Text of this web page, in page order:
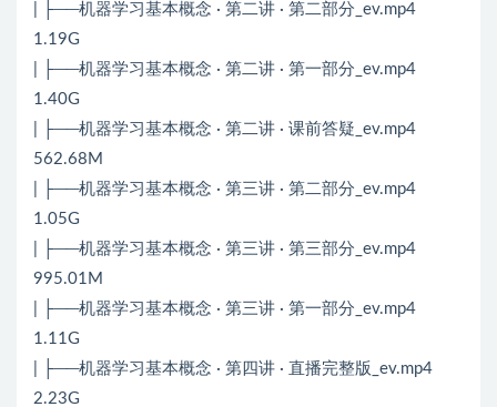
| ├──机器学习基本概念 · 第二讲 · 第二部分_ev.mp4
1.19G
| ├──机器学习基本概念 · 第二讲 · 第一部分_ev.mp4
1.40G
| ├──机器学习基本概念 · 第二讲 · 课前答疑_ev.mp4
562.68M
| ├──机器学习基本概念 · 第三讲 · 第二部分_ev.mp4
1.05G
| ├──机器学习基本概念 · 第三讲 · 第三部分_ev.mp4
995.01M
| ├──机器学习基本概念 · 第三讲 · 第一部分_ev.mp4
1.11G
| ├──机器学习基本概念 · 第四讲 · 直播完整版_ev.mp4
2.23G